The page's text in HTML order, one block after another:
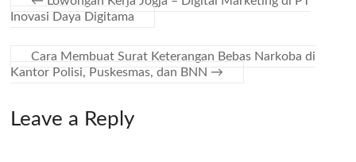
Inovasi Daya Digitama
Cara Membuat Surat Keterangan Bebas Narkoba di
Kantor Polisi, Puskesmas, dan BNN →
Leave a Reply